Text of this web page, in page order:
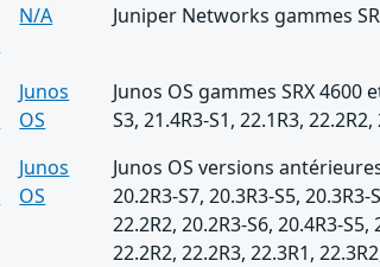
N/A Juniper Networks gammes
Junos
OS
Junos OS gammes SRX 4600
S3, 21.4R3-S1, 22.1R3,
Junos
OS
Junos OS versions antérieures
20.2R3-S7, 20.3R3-S5,
22.2R2, 20.2R3-S6, 20.4R3-S5,
22.2R2, 22.2R3, 22.3R1,